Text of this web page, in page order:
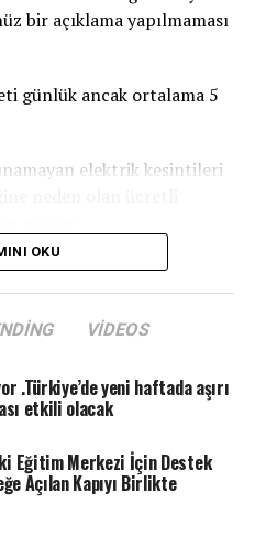
bir açıklama yapılmaması
günlük ancak ortalama 5
elektrik kesintileri
OKU
VIDEOS
.Türkiye’de yeni haftada aşırı
etkili olacak
Eğitim Merkezi İçin Destek
Açılan Kapıyı Birlikte